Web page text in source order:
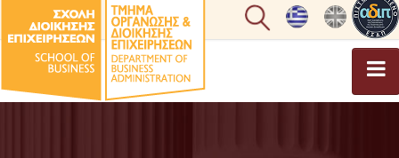
ΤΟ ΤΜΗΜΑ